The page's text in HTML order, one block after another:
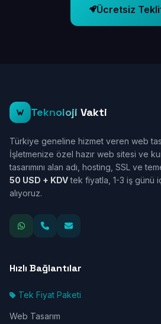
Ücretsiz
Teknoloji Vakti
Türkiye geneline hizmet veren web
İşletmenize özel hazır web sitesi ve
tasarımını alan adı, hosting, SSL ve
50 USD + KDVtek fiyatla, 1-3 iş günü
alıyoruz.
Hızlı Bağlantılar
Tek Fiyat Paketi
Web Tasarım